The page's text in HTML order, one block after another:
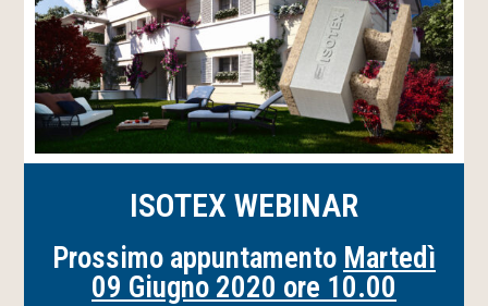
ISOTEX WEBINAR
Prossimo appuntamento Martedì
09 Giugno 2020 ore 10.00